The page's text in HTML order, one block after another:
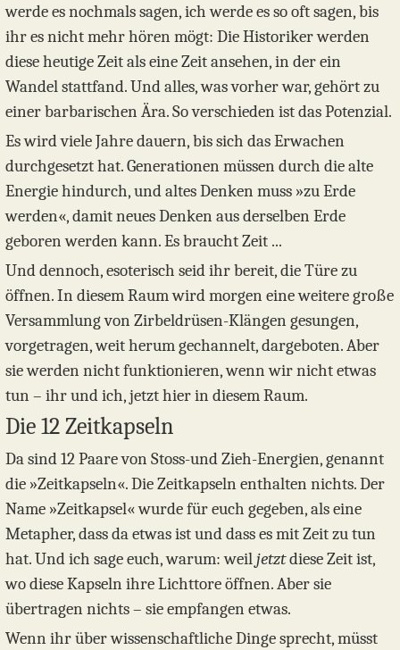
werde es nochmals sagen, ich werde es so oft sagen, bis
ihr es nicht mehr hören mögt: Die Historiker werden
diese heutige Zeit als eine Zeit ansehen, in der ein
Wandel stattfand. Und alles, was vorher war, gehört zu
einer barbarischen Ära. So verschieden ist das Potenzial.
Es wird viele Jahre dauern, bis sich das Erwachen
durchgesetzt hat. Generationen müssen durch die alte
Energie hindurch, und altes Denken muss »zu Erde
werden«, damit neues Denken aus derselben Erde
geboren werden kann. Es braucht Zeit ...
Und dennoch, esoterisch seid ihr bereit, die Türe zu
öffnen. In diesem Raum wird morgen eine weitere große
Versammlung von Zirbeldrüsen-Klängen gesungen,
vorgetragen, weit herum gechannelt, dargeboten. Aber
sie werden nicht funktionieren, wenn wir nicht etwas
tun – ihr und ich, jetzt hier in diesem Raum.
Die 12 Zeitkapseln
Da sind 12 Paare von Stoss-und Zieh-Energien, genannt
die »Zeitkapseln«. Die Zeitkapseln enthalten nichts. Der
Name »Zeitkapsel« wurde für euch gegeben, als eine
Metapher, dass da etwas ist und dass es mit Zeit zu tun
hat. Und ich sage euch, warum: weiljetztdiese Zeit ist,
wo diese Kapseln ihre Lichttore öffnen. Aber sie
übertragen nichts – sie empfangen etwas.
Wenn ihr über wissenschaftliche Dinge sprecht, müsst